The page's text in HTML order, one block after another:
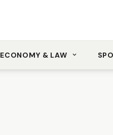
ECONOMY & LAW